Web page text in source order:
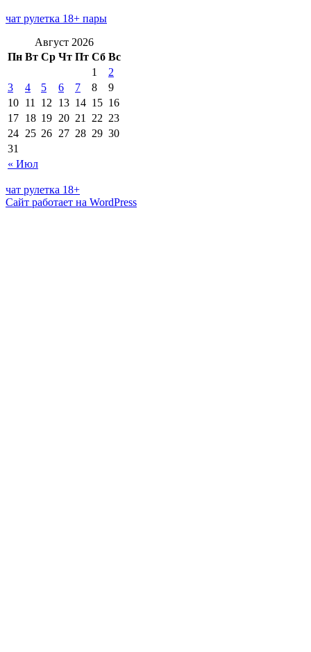
чат рулетка 18+ пары
Август 2026
Пн Вт Ср Чт Пт Сб Вс
« Июл
1
2
3
4 5 6 7 8
9
10 11 12 13 14 15 16
17 18 19 20 21 22 23
24 25 26 27 28 29 30
31
чат рулетка 18+
Сайт работает на WordPress